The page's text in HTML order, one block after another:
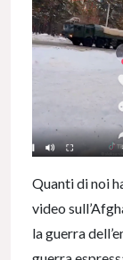
Quanti di noi
video
la guerra